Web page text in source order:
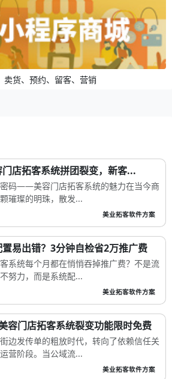
卖货、预约、留客、营销
店拓客系统拼团裂变，新客...
码——美容门店拓客系统的魅力在当今商
璀璨的明珠，散发...
美业拓客软件方案
易出错？3分钟自检省2万推广费
系统每个月都在悄悄吞掉推广费？不是流
努力，而是系统配...
美业拓客软件方案
容门店拓客系统裂变功能限时免费
边发传单的粗放时代，转向了依赖信任关
营阶段。当公域流...
美业拓客软件方案